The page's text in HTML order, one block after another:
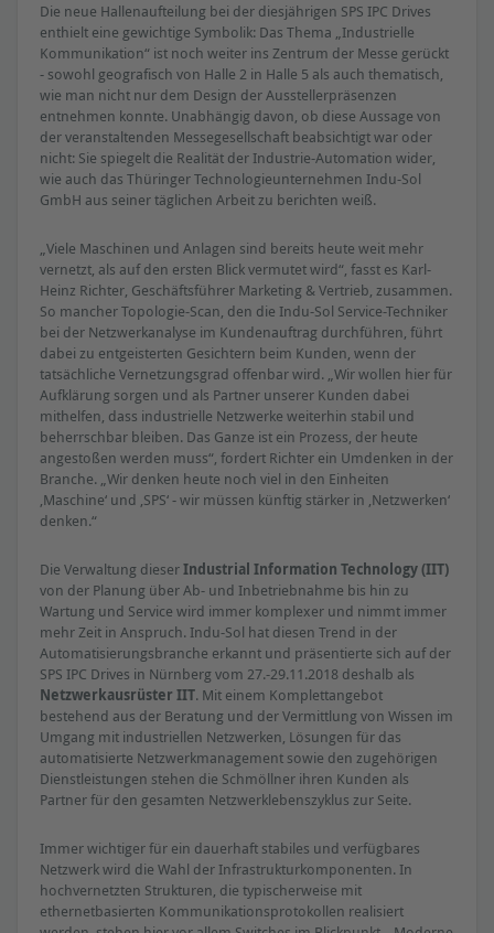
Die neue Hallenaufteilung bei der diesjährigen SPS IPC Drives
enthielt eine gewichtige Symbolik: Das Thema „Industrielle
Kommunikation“ ist noch weiter ins Zentrum der Messe gerückt
‒ sowohl geografisch von Halle 2 in Halle 5 als auch thematisch,
wie man nicht nur dem Design der Ausstellerpräsenzen
entnehmen konnte. Unabhängig davon, ob diese Aussage von
der veranstaltenden Messegesellschaft beabsichtigt war oder
nicht: Sie spiegelt die Realität der Industrie-Automation wider,
wie auch das Thüringer Technologieunternehmen Indu-Sol
GmbH aus seiner täglichen Arbeit zu berichten weiß.
„Viele Maschinen und Anlagen sind bereits heute weit mehr
vernetzt, als auf den ersten Blick vermutet wird“, fasst es Karl-
Heinz Richter, Geschäftsführer Marketing & Vertrieb, zusammen.
So mancher Topologie-Scan, den die Indu-Sol Service-Techniker
bei der Netzwerkanalyse im Kundenauftrag durchführen, führt
dabei zu entgeisterten Gesichtern beim Kunden, wenn der
tatsächliche Vernetzungsgrad offenbar wird. „Wir wollen hier für
Aufklärung sorgen und als Partner unserer Kunden dabei
mithelfen, dass industrielle Netzwerke weiterhin stabil und
beherrschbar bleiben. Das Ganze ist ein Prozess, der heute
angestoßen werden muss“, fordert Richter ein Umdenken in der
Branche. „Wir denken heute noch viel in den Einheiten
‚Maschine‘ und ‚SPS‘ ‒ wir müssen künftig stärker in ‚Netzwerken‘
denken.“
Die Verwaltung dieserIndustrial Information Technology (IIT)
von der Planung über Ab- und Inbetriebnahme bis hin zu
Wartung und Service wird immer komplexer und nimmt immer
mehr Zeit in Anspruch. Indu-Sol hat diesen Trend in der
Automatisierungsbranche erkannt und präsentierte sich auf der
SPS IPC Drives in Nürnberg vom 27.-29.11.2018 deshalb als
Netzwerkausrüster IIT. Mit einem Komplettangebot
bestehend aus der Beratung und der Vermittlung von Wissen im
Umgang mit industriellen Netzwerken, Lösungen für das
automatisierte Netzwerkmanagement sowie den zugehörigen
Dienstleistungen stehen die Schmöllner ihren Kunden als
Partner für den gesamten Netzwerklebenszyklus zur Seite.
Immer wichtiger für ein dauerhaft stabiles und verfügbares
Netzwerk wird die Wahl der Infrastrukturkomponenten. In
hochvernetzten Strukturen, die typischerweise mit
ethernetbasierten Kommunikationsprotokollen realisiert